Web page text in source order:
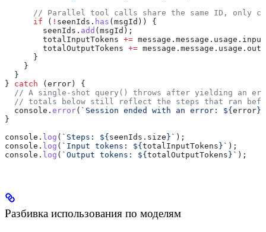
// Parallel tool calls share the same ID, only
      if
( ! seenIds . has (msgId )) {
        seenIds
. add (msgId );
        totalInputTokens
+= message . message . usage .
        totalOutputTokens
+= message . message . usage .
      }
    }
  }
} catch (error) {
// A single-shot query() throws after yielding an
// totals below still reflect the steps that ran
  console
. error( `Session ended with an error: ${error}
}
console . log ( `Steps: ${seenIds . size} ` );
console . log ( `Input tokens: ${totalInputTokens} ` );
console . log ( `Output tokens: ${totalOutputTokens} ` );
Разбивка использования по моделям